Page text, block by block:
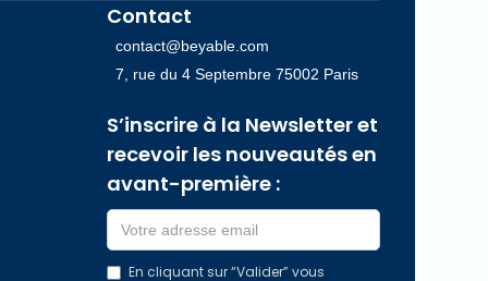
Contact
contact@beyable.com
7, rue du 4 Septembre 75002 Paris
S’inscrire à la Newsletter et
recevoir les nouveautés en
avant-première :
En cliquant sur “Valider” vous